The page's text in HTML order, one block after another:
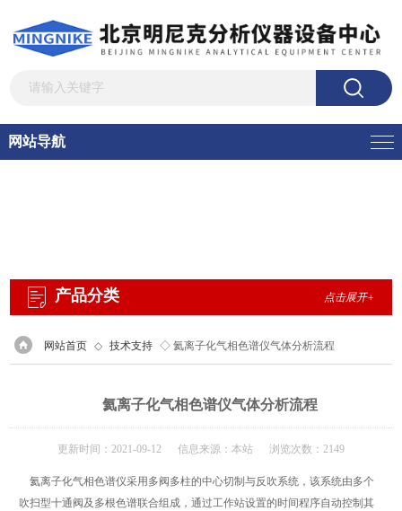
网站导航
产品分类 点击展开+
网站首页 ◇ 技术支持 ◇ 氦离子化气相色谱仪气体分析流程
氦离子化气相色谱仪气体分析流程
更新时间：2021-09-12 信息来源：本站 浏览次数：2149
氦离子化气相色谱仪采用多阀多柱的中心切制与反吹系统，该系统由多个
吹扫型十通阀及多根色谱联合组成，通过工作站设置的时间程序自动控制其